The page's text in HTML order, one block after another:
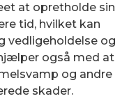
at opretholde sin
tid, hvilket kan
vedligeholdelse og
også med at
og andre
skader.